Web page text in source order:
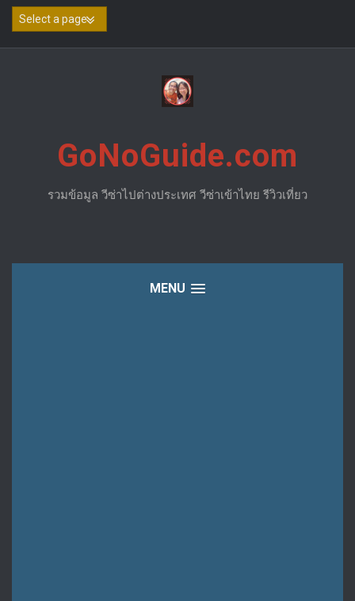
Skip
GoNoGuide.com
รวมข้อมูล วีซ่าไปต่างประเทศ วีซ่าเข้าไทย รีวิวเที่ยว
MENU